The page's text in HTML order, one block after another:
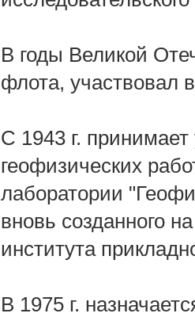
В годы Великой
флота, участвовал
С 1943 г.
геофизических
лаборатории
вновь созданного
института
В 1975 г.